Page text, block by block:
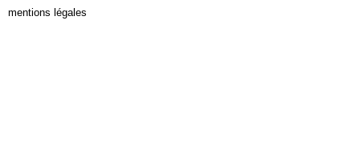
mentions légales